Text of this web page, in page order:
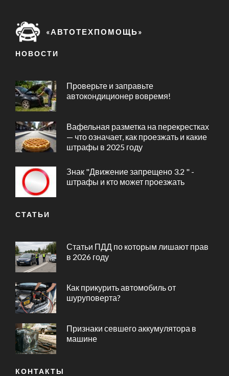
«АВТОТЕХПОМОЩЬ»
НОВОСТИ
Проверьте и заправьте
автокондиционер вовремя!
Вафельная разметка на перекрестках
— что означает, как проезжать и какие
штрафы в 2025 году
Знак "Движение запрещено 3.2 " -
штрафы и кто может проезжать
СТАТЬИ
Статьи ПДД по которым лишают прав
в 2026 году
Как прикурить автомобиль от
шуруповерта?
Признаки севшего аккумулятора в
машине
КОНТАКТЫ